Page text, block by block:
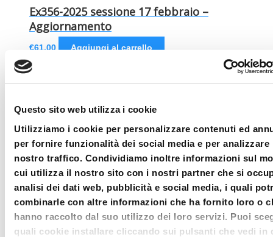
Questo sito web utilizza i cookie
Utilizziamo i cookie per personalizzare contenuti ed
per fornire funzionalità dei social media e per analizzare
nostro traffico. Condividiamo inoltre informazioni sul
cui utilizza il nostro sito con i nostri partner che si
analisi dei dati web, pubblicità e social media, i quali
combinarle con altre informazioni che ha fornito loro o
hanno raccolto dal suo utilizzo dei loro servizi. Puoi
quali cookie installare cliccando sui pulsanti che vedi in
Ex356-2025 sessione 17 febbraio –
Aggiornamento
€61.00 Aggiungi al carrello